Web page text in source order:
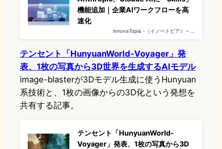
機能追加｜企業AIワークフローを高
速化
innovaTopia -（イノベトピア） – …
テンセント「HunyuanWorld-Voyager」発
表、1枚の写真から3D世界を生成するAIモデル
image-blasterが3Dモデル生成に使うHunyuan
系技術と、1枚の画像からの3D化という発想を
共有する記事。
テンセント「HunyuanWorld-
Voyager」発表、1枚の写真から3D